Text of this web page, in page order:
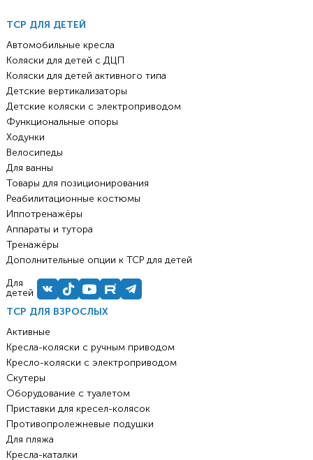
ТСР ДЛЯ ВЗРОСЛЫХ
Активные
Кресла-коляски с ручным приводом
Кресло-коляски с электроприводом
Скутеры
Оборудование с туалетом
Приставки для кресел-колясок
Противопролежневые подушки
Для пляжа
Кресла-каталки
ТСР ДЛЯ ДЕТЕЙ
Автомобильные кресла
Коляски для детей с ДЦП
Коляски для детей активного типа
Детские вертикализаторы
Детские коляски с электроприводом
Функциональные опоры
Ходунки
Велосипеды
Для ванны
Товары для позиционирования
Реабилитационные костюмы
Иппотренажёры
Аппараты и тутора
Тренажёры
Дополнительные опции к ТСР для детей
Для
детей